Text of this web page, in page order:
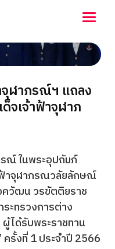
จุฬาภรณ์ฯ แถลง
จเจ้าฟ้าจุฬาภ
ณ์ ในพระอุปถัมภ์
ฟ้าจุฬาภรณวลัยลักษณ์
ควัฒน วรขัตติยราช
ะทรวงการต่าง
ได้รับพระราชทาน
รั้งที่ 1 ประจำปี 2566